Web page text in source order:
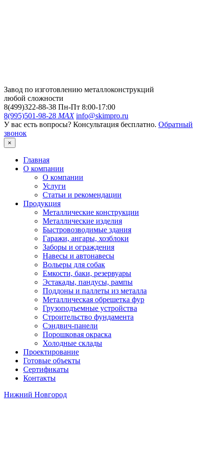
Завод по изготовлению металлоконструкций
любой сложности
8(499)322-88-38 Пн-Пт 8:00-17:00
8(995)501-98-28 MAX info@skimpro.ru
У вас есть вопросы? Консультация бесплатно. Обратный
звонок
×
Главная
О компании
О компании
Услуги
Статьи и рекомендации
Продукция
Металлические конструкции
Металлические изделия
Быстровозводимые здания
Гаражи, ангары, хозблоки
Заборы и ограждения
Навесы и автонавесы
Вольеры для собак
Емкости, баки, резервуары
Эстакады, пандусы, рампы
Поддоны и паллеты из металла
Металлическая обрешетка фур
Грузоподъемные устройства
Строительство фундамента
Сэндвич-панели
Порошковая окраска
Холодные склады
Проектирование
Готовые объекты
Сертификаты
Контакты
Нижний Новгород